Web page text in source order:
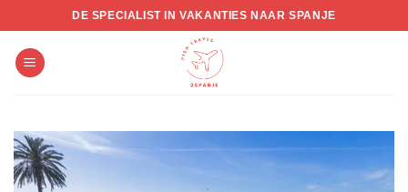
to
content
DE SPECIALIST IN VAKANTIES NAAR SPANJE